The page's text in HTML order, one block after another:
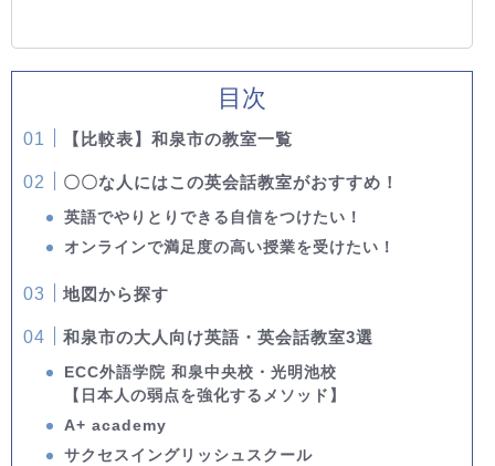
目次
【比較表】和泉市の教室一覧
〇〇な人にはこの英会話教室がおすすめ！
英語でやりとりできる自信をつけたい！
オンラインで満足度の高い授業を受けたい！
地図から探す
和泉市の大人向け英語・英会話教室3選
ECC外語学院 和泉中央校・光明池校
【日本人の弱点を強化するメソッド】
A+ academy
サクセスイングリッシュスクール